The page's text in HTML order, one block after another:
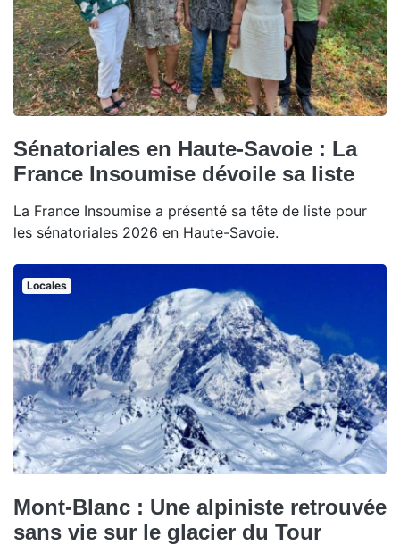
Sénatoriales en Haute-Savoie : La
France Insoumise dévoile sa liste
La France Insoumise a présenté sa tête de liste pour
les sénatoriales 2026 en Haute-Savoie.
Locales
Mont-Blanc : Une alpiniste retrouvée
sans vie sur le glacier du Tour